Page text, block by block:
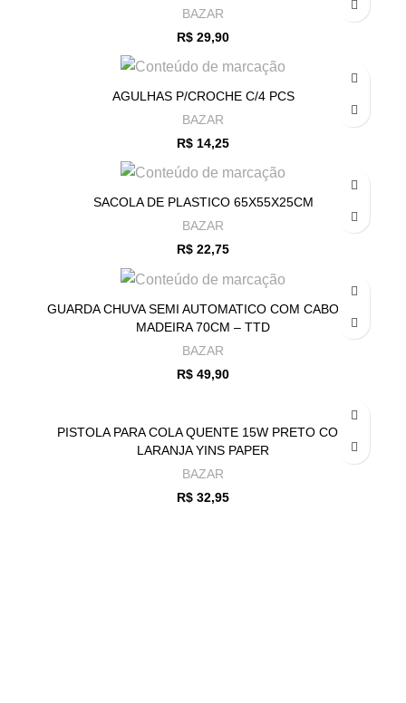
BAZAR
R$ 29,90
AGULHAS P/CROCHE C/4 PCS
BAZAR
R$ 14,25
SACOLA DE PLASTICO 65X55X25CM
BAZAR
R$ 22,75
GUARDA CHUVA SEMI AUTOMATICO COM CABO DE
MADEIRA 70CM – TTD
BAZAR
R$ 49,90
PISTOLA PARA COLA QUENTE 15W PRETO COM
LARANJA YINS PAPER
BAZAR
R$ 32,95